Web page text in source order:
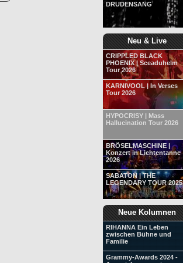
DRUDENSANG
Neu & Live
CRIPPLED BLACK
PHOENIX | Sceaduhelm
Tour 2026
KARNIVOOL | In Verses
Tour 2026
HYPOCRISY | Mass
Hallucination Tour 2026
BRÖSELMASCHINE |
Konzert in Lichtentanne
2026
SABATON | THE
LEGENDARY TOUR 2025
Neue Kolumnen
RIHANNA Ein Leben
zwischen Bühne und
Familie
Grammy-Awards 2024 -